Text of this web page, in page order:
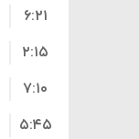
۶:۲۱
۲:۱۵
۷:۱۰
۵:۴۵